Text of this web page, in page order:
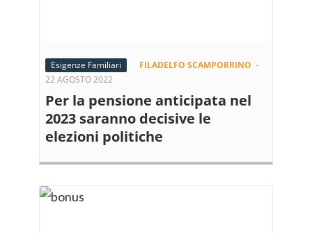
Esigenze Familiari FILADELFO SCAMPORRINO -
22 AGOSTO 2022
Per la pensione anticipata nel
2023 saranno decisive le
elezioni politiche